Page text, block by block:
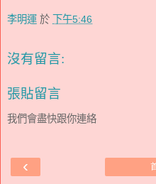
李明運 於 下午5:46
沒有留言:
張貼留言
我們會盡快跟你連絡
‹